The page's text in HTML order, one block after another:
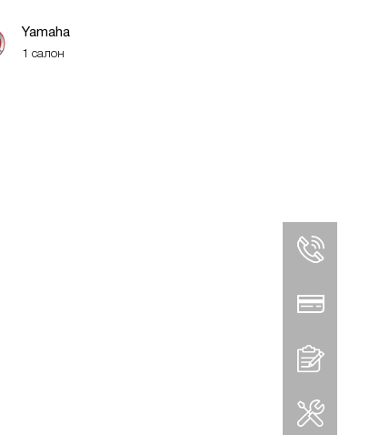
Yamaha
1 салон